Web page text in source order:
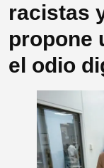
racistas
propone
el odio